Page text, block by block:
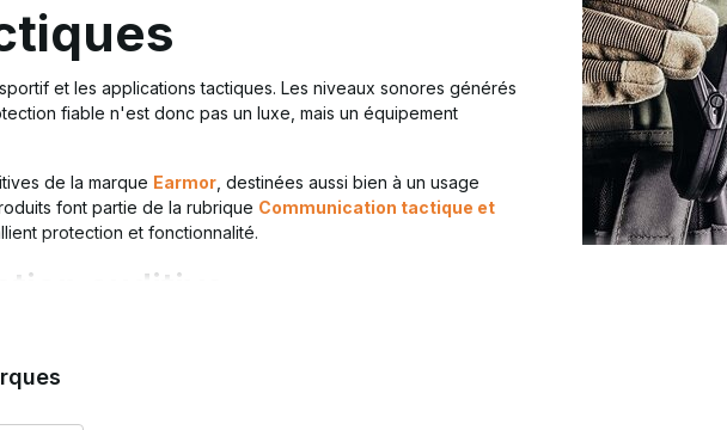
et les applications tactiques. Les niveaux sonores générés
fiable n'est donc pas un luxe, mais un équipement
de la marque Earmor , destinées aussi bien à un usage
font partie de la rubrique Communication tactique et
protection et fonctionnalité.
auditive